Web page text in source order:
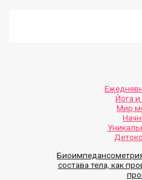
Йога
Мир
состава тела, как